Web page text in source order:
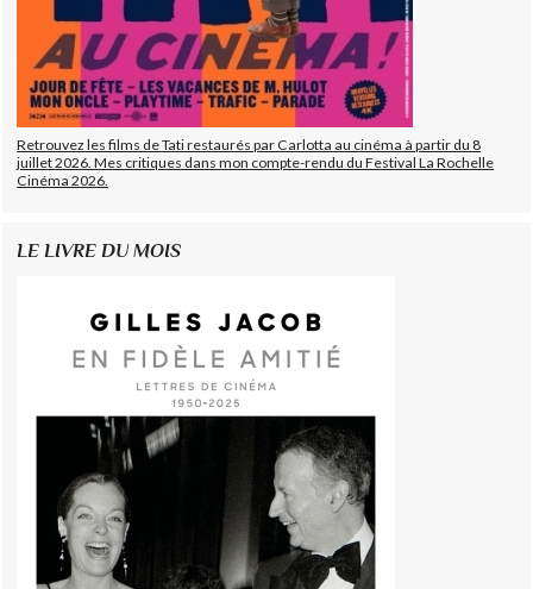
Retrouvez les films de Tati restaurés par Carlotta au cinéma à partir du 8
juillet 2026. Mes critiques dans mon compte-rendu du Festival La Rochelle
Cinéma 2026.
LE LIVRE DU MOIS